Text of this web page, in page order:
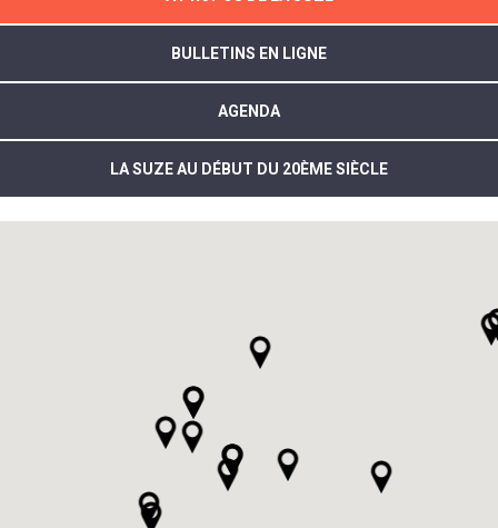
BULLETINS EN LIGNE
AGENDA
LA SUZE AU DÉBUT DU 20ÈME SIÈCLE